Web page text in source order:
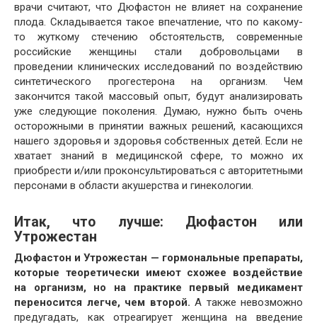
врачи считают, что Дюфастон не влияет на сохранение
плода. Складывается такое впечатление, что по какому-
то жуткому стечению обстоятельств, современные
российские женщины стали добровольцами в
проведении клинических исследований по воздействию
синтетического прогестерона на организм. Чем
закончится такой массовый опыт, будут анализировать
уже следующие поколения. Думаю, нужно быть очень
осторожными в принятии важных решений, касающихся
нашего здоровья и здоровья собственных детей. Если не
хватает знаний в медицинской сфере, то можно их
приобрести и/или проконсультироваться с авторитетными
персонами в области акушерства и гинекологии.
Итак, что лучше: Дюфастон или
Утрожестан
Дюфастон и Утрожестан — гормональные препараты,
которые теоретически имеют схожее воздействие
на организм, но на практике первый медикамент
переносится легче, чем второй. А также невозможно
предугадать, как отреагирует женщина на введение